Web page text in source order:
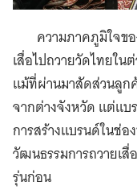
ความภาคภูมิใจข
เสื่อไปถวายวัดไทยใน
แม้ที่ผ่านมาสัดส่วนลูก
จากต่างจังหวัด แต่แบ
การสร้างแบรนด์ในช่อ
วัฒนธรรมการถวายเสื่
รุ่นก่อน